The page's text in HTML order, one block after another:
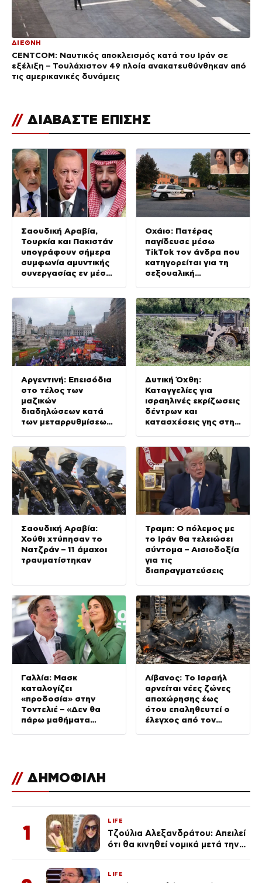
ΔΙΕΘΝΗ
CENTCOM: Ναυτικός αποκλεισμός κατά του Ιράν σε
εξέλιξη – Τουλάχιστον 49 πλοία ανακατευθύνθηκαν από
τις αμερικανικές δυνάμεις
// ΔΙΑΒΑΣΤΕ ΕΠΙΣΗΣ
Σαουδική Αραβία,
Τουρκία και Πακιστάν
υπογράφουν σήμερα
συμφωνία αμυντικής
συνεργασίας εν μέσω
Οχάιο: Πατέρας
παγίδευσε μέσω
TikTok τον άνδρα που
κατηγορείται για τη
σεξουαλική
πυροβόλησε
Αργεντινή: Επεισόδια
στο τέλος των
μαζικών
διαδηλώσεων κατά
των μεταρρυθμίσεων
Δυτική Όχθη:
Καταγγελίες για
ισραηλινές εκρίζωσεις
δέντρων και
κατασχέσεις γης στην
Σαουδική Αραβία:
Χούθι χτύπησαν το
Νατζράν – 11 άμαχοι
τραυματίστηκαν
Τραμπ: Ο πόλεμος με
το Ιράν θα τελειώσει
σύντομα – Αισιοδοξία
για τις
διαπραγματεύσεις
Γαλλία: Μασκ
καταλογίζει
«προδοσία» στην
Τοντελιέ – «Δεν θα
πάρω μαθήματα
Λίβανος: Το Ισραήλ
αρνείται νέες ζώνες
αποχώρησης έως
ότου επαληθευτεί ο
έλεγχος από τον
// ΔΗΜΟΦΙΛΗ
1
LIFE
Τζούλια Αλεξανδράτου: Απειλεί
ότι θα κινηθεί νομικά μετά την
LIFE